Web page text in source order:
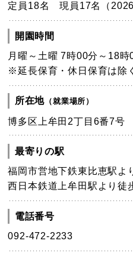
定員18名 現員17名（2026
開園時間
月曜～土曜 7時00分～18時
※延長保育・休日保育は除く
所在地 （就業場所）
博多区上牟田2丁目6番7号
最寄りの駅
福岡市営地下鉄東比恵駅よ
西日本鉄道上牟田駅より徒
電話番号
092-472-2233